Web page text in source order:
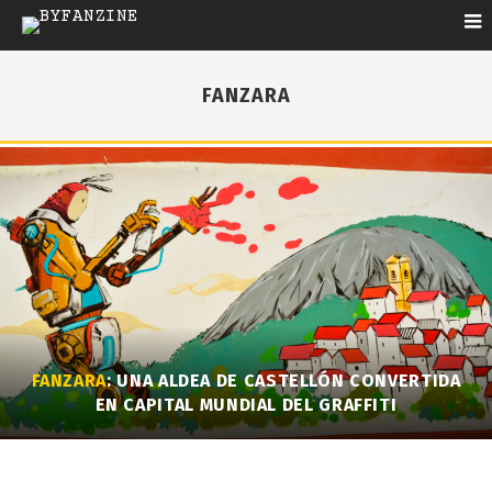
FANZARA
FANZARA: UNA ALDEA DE CASTELLÓN CONVERTIDA
EN CAPITAL MUNDIAL DEL GRAFFITI